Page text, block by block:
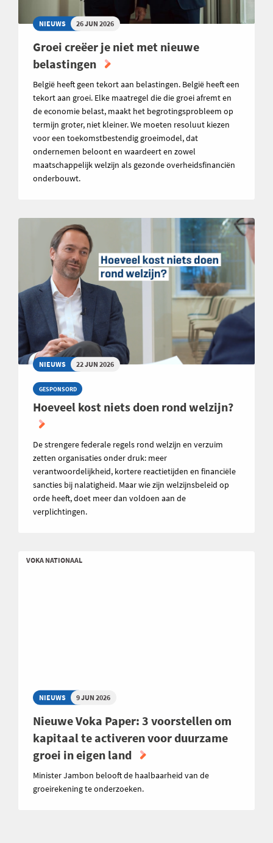
NIEUWS 26 JUN 2026
Groei creëer je niet met nieuwe
belastingen
België heeft geen tekort aan belastingen. België heeft een
tekort aan groei. Elke maatregel die die groei afremt en
de economie belast, maakt het begrotingsprobleem op
termijn groter, niet kleiner. We moeten resoluut kiezen
voor een toekomstbestendig groeimodel, dat
ondernemen beloont en waardeert en zowel
maatschappelijk welzijn als gezonde overheidsfinanciën
onderbouwt.
NIEUWS 22 JUN 2026
GESPONSORD
Hoeveel kost niets doen rond welzijn?
De strengere federale regels rond welzijn en verzuim
zetten organisaties onder druk: meer
verantwoordelijkheid, kortere reactietijden en financiële
sancties bij nalatigheid. Maar wie zijn welzijnsbeleid op
orde heeft, doet meer dan voldoen aan de
verplichtingen.
VOKA NATIONAAL
NIEUWS 9 JUN 2026
Nieuwe Voka Paper: 3 voorstellen om
kapitaal te activeren voor duurzame
groei in eigen land
Minister Jambon belooft de haalbaarheid van de
groeirekening te onderzoeken.